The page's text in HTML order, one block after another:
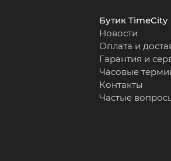
Бутик TimeCity
Новости
Оплата и
Гарантия и
Часовые
Контакты
Частые